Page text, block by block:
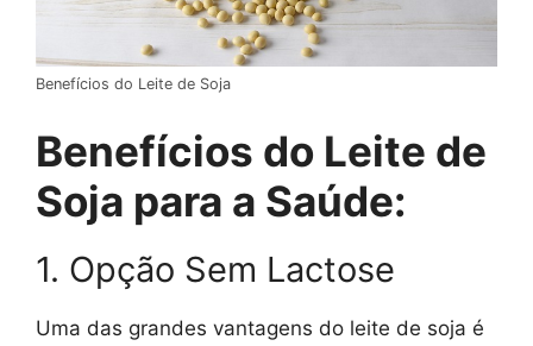
Benefícios do Leite de Soja
Benefícios do Leite de
Soja para a Saúde:
1. Opção Sem Lactose
Uma das grandes vantagens do leite de soja é